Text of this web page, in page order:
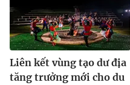
Liên kết vùng tạo dư địa
tăng trưởng mới cho du